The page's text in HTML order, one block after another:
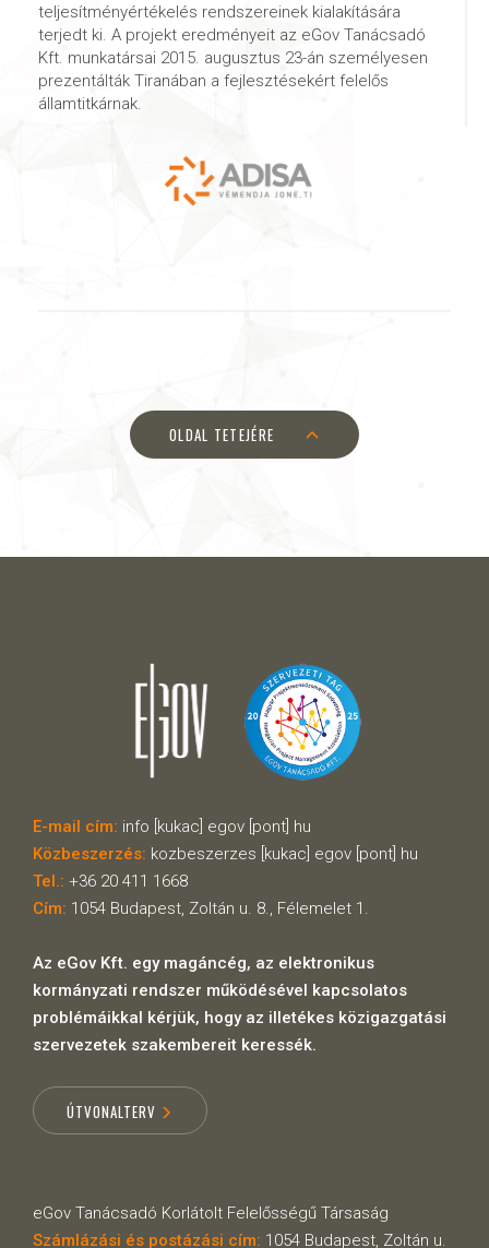
teljesítményértékelés rendszereinek kialakítására
terjedt ki. A projekt eredményeit az eGov Tanácsadó
Kft. munkatársai 2015. augusztus 23-án személyesen
prezentálták Tiranában a fejlesztésekért felelős
államtitkárnak.
OLDAL TETEJÉRE
E-mail cím: info [kukac] egov [pont] hu
Közbeszerzés: kozbeszerzes [kukac] egov [pont] hu
Tel.: +36 20 411 1668
Cím: 1054 Budapest, Zoltán u. 8., Félemelet 1.
Az eGov Kft. egy magáncég, az elektronikus
kormányzati rendszer működésével kapcsolatos
problémáikkal kérjük, hogy az illetékes közigazgatási
szervezetek szakembereit keressék.
ÚTVONALTERV
eGov Tanácsadó Korlátolt Felelősségű Társaság
Számlázási és postázási cím: 1054 Budapest, Zoltán u.